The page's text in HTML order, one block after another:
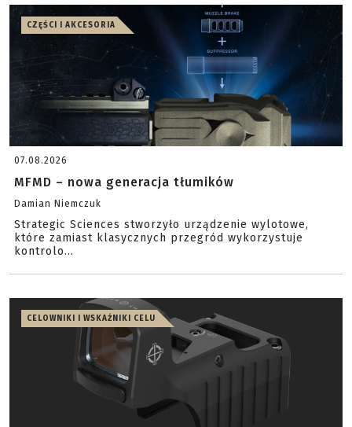
CZĘŚCI I AKCESORIA
07.08.2026
MFMD – nowa generacja tłumików
Damian Niemczuk
Strategic Sciences stworzyło urządzenie wylotowe,
które zamiast klasycznych przegród wykorzystuje
kontrolo...
CELOWNIKI I WSKAŹNIKI CELU